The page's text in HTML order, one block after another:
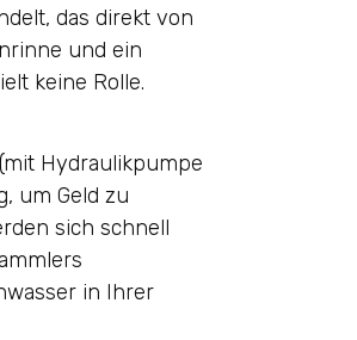
das direkt von
und ein
keine Rolle.
(mit Hydraulikpumpe
um Geld zu
sich schnell
in Ihrer